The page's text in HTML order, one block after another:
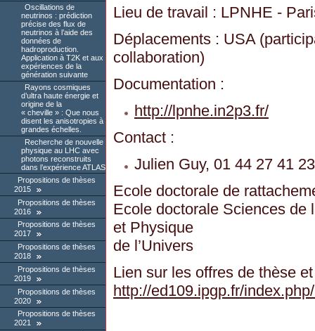
Oscillations de
neutrinos : prédiction
précise des flux de
neutrinos à l’aide des
données de
hadroproduction.
Application à T2K et aux
expériences de la
génération suivante
Rayons cosmiques
d’ultra haute énergie et
origine de la
« cheville » : Que nous
disent les anisotropies à
grandes échelles.
Recherche de nouvelle
physique au LHC avec
photons reconstruits
dans l’expérience ATLAS
Propositions de thèses
2015
Propositions de thèses
2016
Propositions de thèses
2017
Propositions de thèses
2018
Propositions de thèses
2019
Propositions de thèses
2020
Propositions de thèses
2021
Lieu de travail : LPNHE -
Déplacements : USA
collaboration)
Documentation :
http://lpnhe.in2p3.fr/
Contact :
Julien Guy, 01 44 27 41
Ecole doctorale de
Ecole doctorale Sciences de
et Physique
de l’Univers
Lien sur les offres de thèse
http://ed109.ipgp.fr/